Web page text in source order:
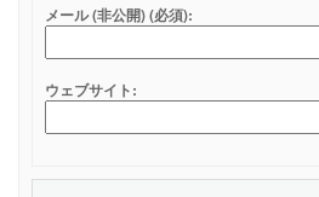
メール (非公開) (必須):
ウェブサイト: